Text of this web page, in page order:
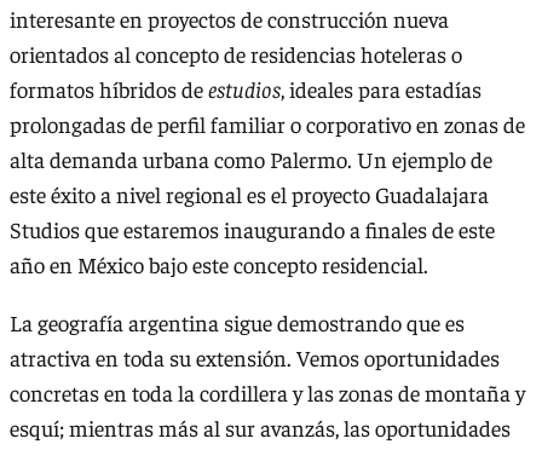
interesante en proyectos de construcción nueva
orientados al concepto de residencias hoteleras o
formatos híbridos deestudios, ideales para estadías
prolongadas de perfil familiar o corporativo en zonas de
alta demanda urbana como Palermo. Un ejemplo de
este éxito a nivel regional es el proyecto Guadalajara
Studios que estaremos inaugurando a finales de este
año en México bajo este concepto residencial.
La geografía argentina sigue demostrando que es
atractiva en toda su extensión. Vemos oportunidades
concretas en toda la cordillera y las zonas de montaña y
esquí; mientras más al sur avanzás, las oportunidades